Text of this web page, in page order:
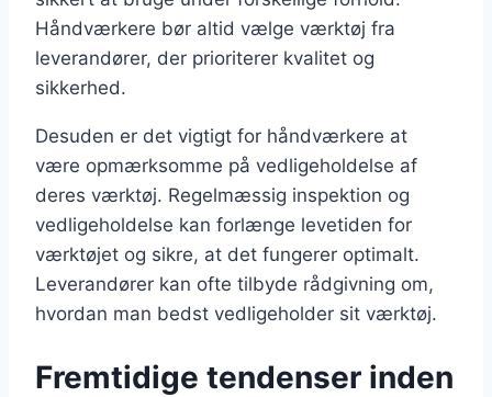
Håndværkere bør altid vælge værktøj fra
leverandører, der prioriterer kvalitet og
sikkerhed.
Desuden er det vigtigt for håndværkere at
være opmærksomme på vedligeholdelse af
deres værktøj. Regelmæssig inspektion og
vedligeholdelse kan forlænge levetiden for
værktøjet og sikre, at det fungerer optimalt.
Leverandører kan ofte tilbyde rådgivning om,
hvordan man bedst vedligeholder sit værktøj.
Fremtidige tendenser inden